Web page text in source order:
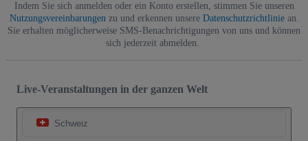
Indem Sie sich anmelden oder ein Konto erstellen, stimmen Sie unseren
Nutzungsvereinbarungenzu und erkennen unsere Datenschutzrichtliniean.
Sie erhalten möglicherweise SMS-Benachrichtigungen von uns und können
sich jederzeit abmelden.
Live-Veranstaltungen in der ganzen Welt
Schweiz